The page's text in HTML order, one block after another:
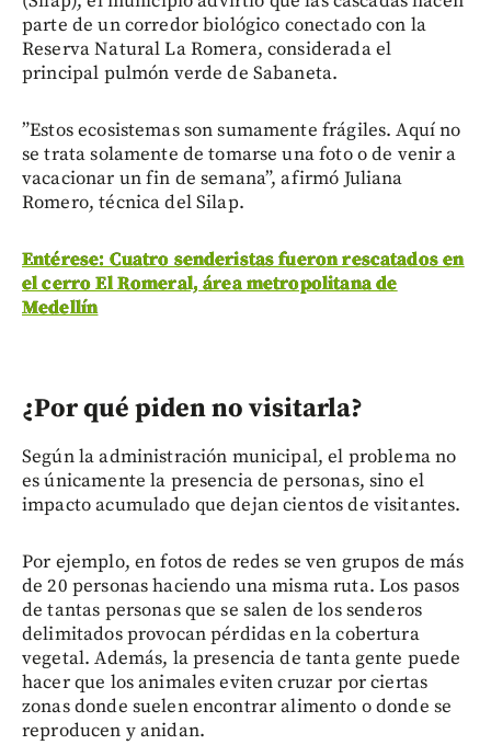
parte de un corredor biológico conectado con la
Reserva Natural La Romera, considerada el
principal pulmón verde de Sabaneta.
”Estos ecosistemas son sumamente frágiles. Aquí no
se trata solamente de tomarse una foto o de venir a
vacacionar un fin de semana”, afirmó Juliana
Romero, técnica del Silap.
Entérese: Cuatro senderistas fueron rescatados en
el cerro El Romeral, área metropolitana de
Medellín
¿Por qué piden no visitarla?
Según la administración municipal, el problema no
es únicamente la presencia de personas, sino el
impacto acumulado que dejan cientos de visitantes.
Por ejemplo, en fotos de redes se ven grupos de más
de 20 personas haciendo una misma ruta. Los pasos
de tantas personas que se salen de los senderos
delimitados provocan pérdidas en la cobertura
vegetal. Además, la presencia de tanta gente puede
hacer que los animales eviten cruzar por ciertas
zonas donde suelen encontrar alimento o donde se
reproducen y anidan.